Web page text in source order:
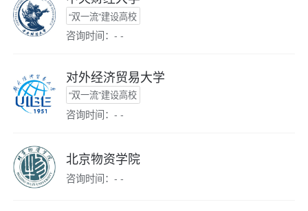
“双一流”建设高校
咨询时间：- -
对外经济贸易大学
“双一流”建设高校
咨询时间：- -
北京物资学院
咨询时间：- -